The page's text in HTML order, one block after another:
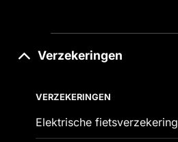
Verzekeringen
VERZEKERINGEN
Elektrische fietsverzekering